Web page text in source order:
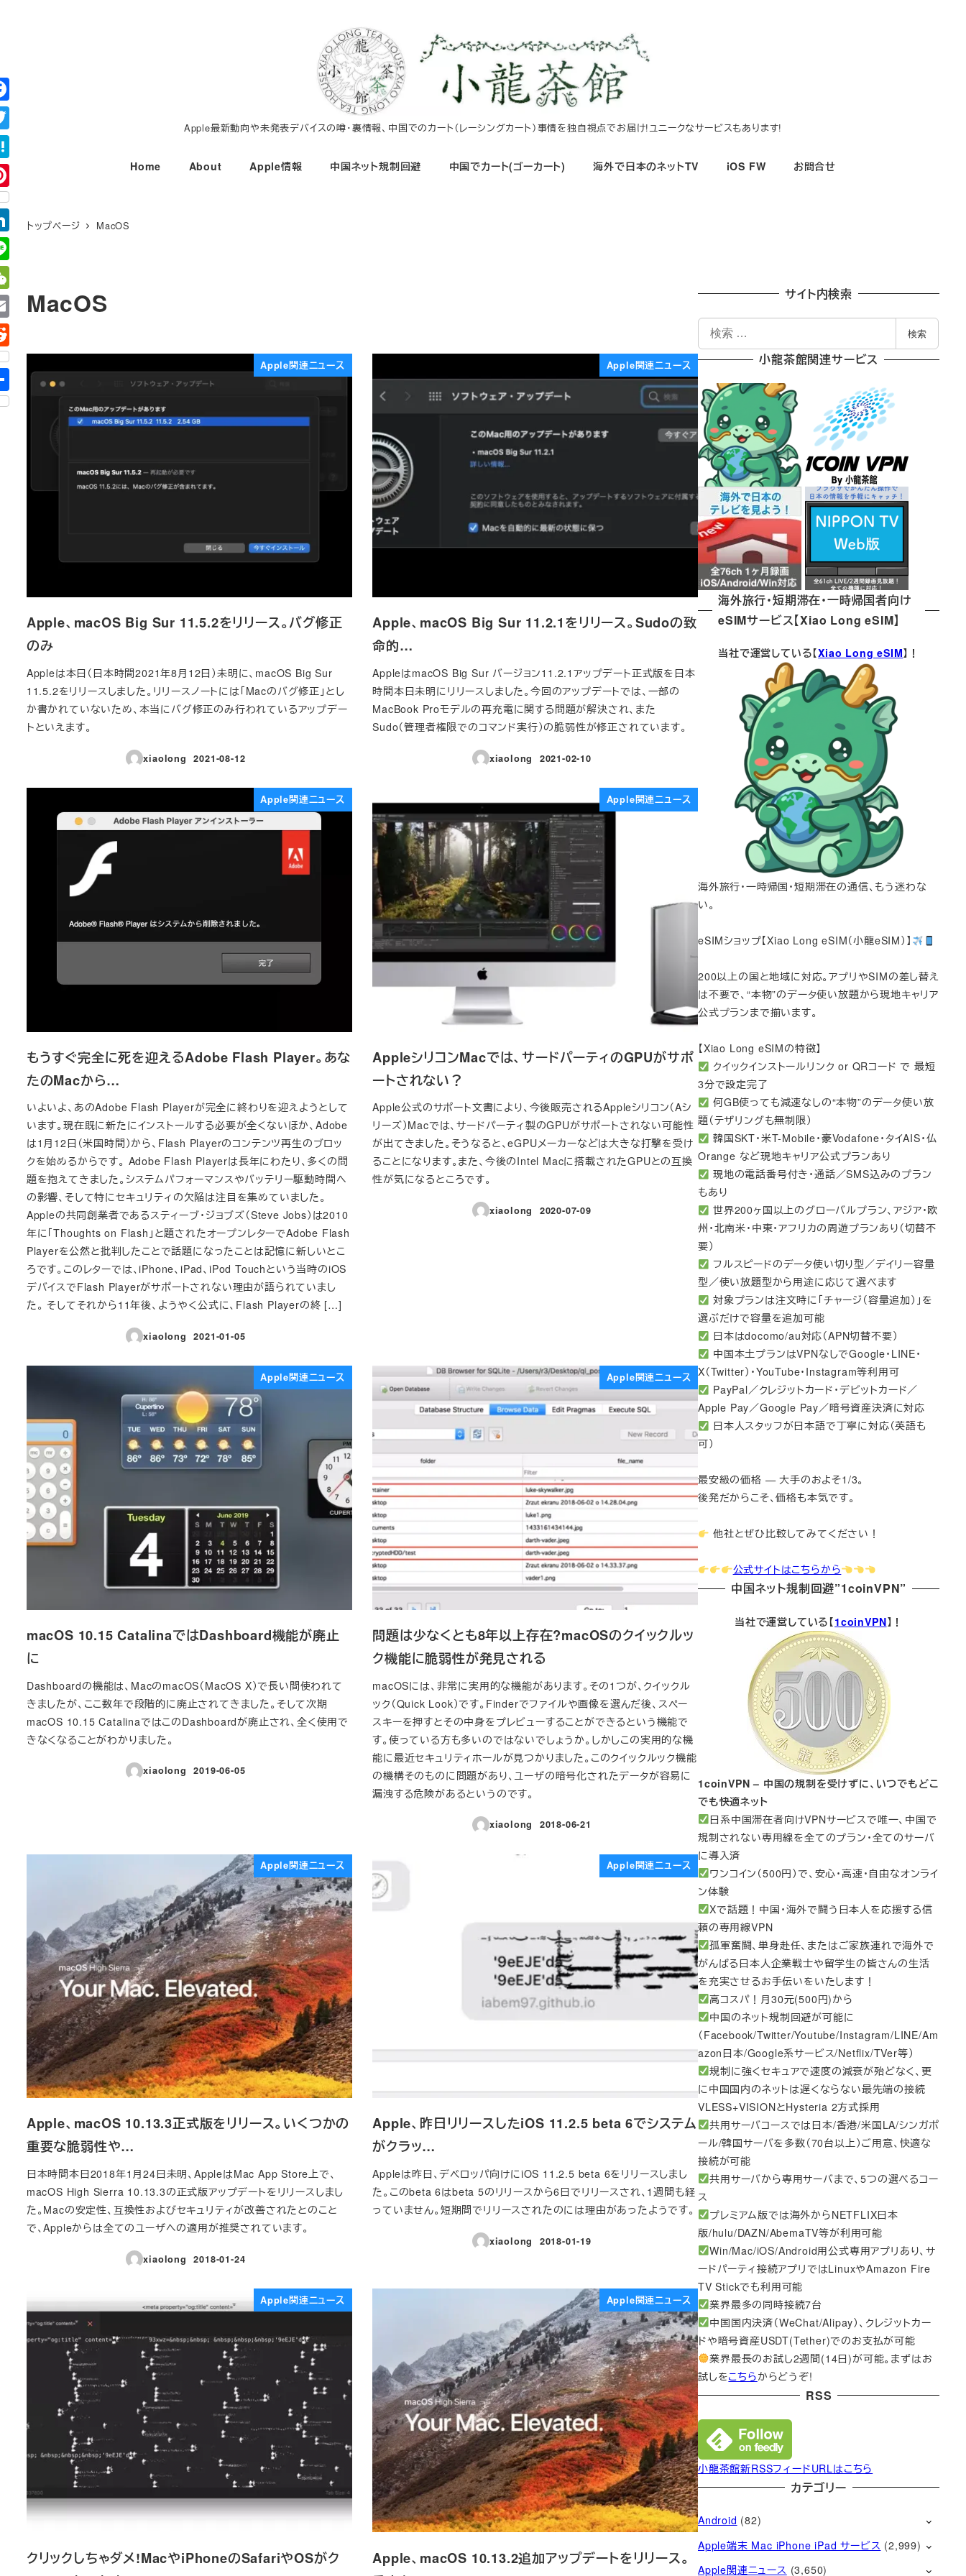
コ
ン
テ
ン
ツ
へ
移
動
Apple最新動向や未発表デバイスの噂・裏情報、中国でのカート（レーシングカート）事情を独自視点でお届け!ユニークなサービスもあります!
Home About Apple情報 中国ネット規制回避 中国でカート(ゴーカート) 海外で日本のネットTV iOS FW お問合せ
トップページ MacOS
MacOS
Apple関連ニュース
Apple、macOS Big Sur 11.5.2をリリース。バグ修正
のみ
Appleは本日（日本時間2021年8月12日）未明に、macOS Big Sur
11.5.2をリリースしました。リリースノートには「Macのバグ修正」とし
か書かれていないため、本当にバグ修正のみ行われているアップデー
トといえます。
xiaolong
投稿日
2021-08-12
Apple関連ニュース
Apple、macOS Big Sur 11.2.1をリリース。Sudoの致
命的…
AppleはmacOS Big Sur バージョン11.2.1アップデート正式版を日本
時間本日未明にリリースしました。今回のアップデートでは、一部の
MacBook Proモデルの再充電に関する問題が解決され、また
Sudo（管理者権限でのコマンド実行）の脆弱性が修正されています。
xiaolong
投稿日
2021-02-10
Apple関連ニュース
もうすぐ完全に死を迎えるAdobe Flash Player。あな
たのMacから…
いよいよ、あのAdobe Flash Playerが完全に終わりを迎えようとして
います。現在既に新たにインストールする必要が全くないほか、Adobe
は1月12日（米国時間）から、Flash Playerのコンテンツ再生のブロッ
クを始めるからです。 Adobe Flash Playerは長年にわたり、多くの問
題を抱えてきました。システムパフォーマンスやバッテリー駆動時間へ
の影響、そして特にセキュリティの欠陥は注目を集めていました。
Appleの共同創業者であるスティーブ・ジョブズ（Steve Jobs）は2010
年に「Thoughts on Flash」と題されたオープンレターでAdobe Flash
Playerを公然と批判したことで話題になったことは記憶に新しいとこ
ろです。このレターでは、iPhone、iPad、iPod Touchという当時のiOS
デバイスでFlash Playerがサポートされない理由が語られていまし
た。 そしてそれから11年後、ようやく公式に、Flash Playerの終 […]
xiaolong
投稿日
2021-01-05
Apple関連ニュース
AppleシリコンMacでは、サードパーティのGPUがサポ
ートされない？
Apple公式のサポート文書により、今後販売されるAppleシリコン（Aシ
リーズ）Macでは、サードパーティ製のGPUがサポートされない可能性
が出てきました。そうなると、eGPUメーカーなどは大きな打撃を受け
ることになります。また、今後のIntel Macに搭載されたGPUとの互換
性が気になるところです。
xiaolong
投稿日
2020-07-09
Apple関連ニュース
macOS 10.15 CatalinaではDashboard機能が廃止
に
Dashboardの機能は、MacのmacOS（MacOS X）で長い間使われて
きましたが、ここ数年で段階的に廃止されてきました。そして次期
macOS 10.15 CatalinaではこのDashboardが廃止され、全く使用で
きなくなることがわかりました。
xiaolong
投稿日
2019-06-05
Apple関連ニュース
問題は少なくとも8年以上存在?macOSのクイックルッ
ク機能に脆弱性が発見される
macOSには、非常に実用的な機能があります。その1つが、クイックル
ック（Quick Look）です。Finderでファイルや画像を選んだ後、スペー
スキーを押すとその中身をプレビューすることができるという機能で
す。使っている方も多いのではないでしょうか。しかしこの実用的な機
能に最近セキュリティホールが見つかりました。このクイックルック機能
の機構そのものに問題があり、ユーザの暗号化されたデータが容易に
漏洩する危険があるというのです。
xiaolong
投稿日
2018-06-21
Apple関連ニュース
Apple、macOS 10.13.3正式版をリリース。いくつかの
重要な脆弱性や…
日本時間本日2018年1月24日未明、AppleはMac App Store上で、
macOS High Sierra 10.13.3の正式版アップデートをリリースしまし
た。Macの安定性、互換性およびセキュリティが改善されたとのこと
で、Appleからは全てのユーザへの適用が推奨されています。
xiaolong
投稿日
2018-01-24
Apple関連ニュース
Apple、昨日リリースしたiOS 11.2.5 beta 6でシステム
がクラッ…
Appleは昨日、デベロッパ向けにiOS 11.2.5 beta 6をリリースしまし
た。このbeta 6はbeta 5のリリースから6日でリリースされ、1週間も経
っていません。短期間でリリースされたのには理由があったようです。
xiaolong
投稿日
2018-01-19
Apple関連ニュース
クリックしちゃダメ!MacやiPhoneのSafariやOSがク
Apple関連ニュース
Apple、macOS 10.13.2追加アップデートをリリース。
サイト内検索
索
検索
小龍茶館関連サービス
海外旅行・短期滞在・一時帰国者向け
eSIMサービス【Xiao Long eSIM】
当社で運営している【Xiao Long eSIM】！
海外旅行・一時帰国・短期滞在の通信、もう迷わな
い。
eSIMショップ【Xiao Long eSIM（小龍eSIM）】
200以上の国と地域に対応。アプリやSIMの差し替え
は不要で、“本物”のデータ使い放題から現地キャリア
公式プランまで揃います。
【Xiao Long eSIMの特徴】
クイックインストールリンク or QRコード で 最短
3分で設定完了
何GB使っても減速なしの“本物”のデータ使い放
題（テザリングも無制限）
韓国SKT・米T-Mobile・豪Vodafone・タイAIS・仏
Orange など現地キャリア公式プランあり
現地の電話番号付き・通話／SMS込みのプラン
もあり
世界200ヶ国以上のグローバルプラン、アジア・欧
州・北南米・中東・アフリカの周遊プランあり（切替不
要）
フルスピードのデータ使い切り型／デイリー容量
型／使い放題型から用途に応じて選べます
対象プランは注文時に「チャージ（容量追加）」を
選ぶだけで容量を追加可能
日本はdocomo/au対応（APN切替不要）
中国本土プランはVPNなしでGoogle・LINE・
X（Twitter）・YouTube・Instagram等利用可
PayPal／クレジットカード・デビットカード／
Apple Pay／Google Pay／暗号資産決済に対応
日本人スタッフが日本語で丁寧に対応（英語も
可）
最安級の価格 — 大手のおよそ1/3。
後発だからこそ、価格も本気です。
他社とぜひ比較してみてください！
公式サイトはこちらから
中国ネット規制回避”1coinVPN”
当社で運営している【1coinVPN】！
1coinVPN – 中国の規制を受けずに、いつでもどこ
でも快適ネット
日系中国滞在者向けVPNサービスで唯一、中国で
規制されない専用線を全てのプラン・全てのサーバ
に導入済
ワンコイン（500円）で、安心・高速・自由なオンライ
ン体験
Xで話題！中国・海外で闘う日本人を応援する信
頼の専用線VPN
孤軍奮闘、単身赴任、またはご家族連れで海外で
がんばる日本人企業戦士や留学生の皆さんの生活
を充実させるお手伝いをいたします！
高コスパ！月30元(500円)から
中国のネット規制回避が可能に
（Facebook/Twitter/Youtube/Instagram/LINE/Am
azon日本/Google系サービス/Netflix/TVer等）
規制に強くセキュアで速度の減衰が殆どなく、更
に中国国内のネットは遅くならない最先端の接続
VLESS+VISIONとHysteria 2方式採用
共用サーバコースでは日本/香港/米国LA/シンガポ
ール/韓国サーバを多数（70台以上）ご用意、快適な
接続が可能
共用サーバから専用サーバまで、5つの選べるコー
ス
プレミアム版では海外からNETFLIX日本
版/hulu/DAZN/AbemaTV等が利用可能
Win/Mac/iOS/Android用公式専用アプリあり、サ
ードパーティ接続アプリではLinuxやAmazon Fire
TV Stickでも利用可能
業界最多の同時接続7台
中国国内決済（WeChat/Alipay）、クレジットカー
ドや暗号資産USDT(Tether)でのお支払が可能
業界最長のお試し2週間(14日)が可能。まずはお
試しをこちらからどうぞ!
RSS
小龍茶館新RSSフィードURLはこちら
カテゴリー
Android (82)
Apple端末 Mac iPhone iPad サービス (2,999)
Apple関連ニュース (3,650)